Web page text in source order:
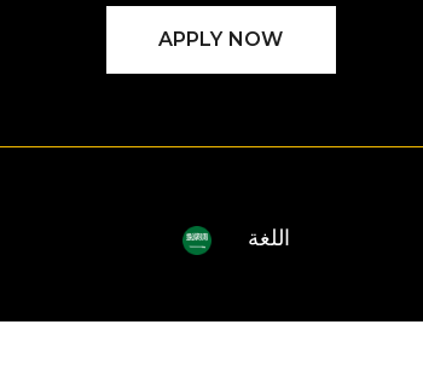
APPLY NOW
اللغة